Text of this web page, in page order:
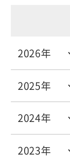
2023年
2024年
2025年
2026年